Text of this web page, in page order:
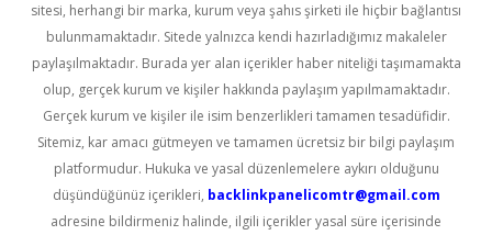
sitesi, herhangi bir marka, kurum veya şahıs şirketi ile hiçbir bağlantısı
bulunmamaktadır. Sitede yalnızca kendi hazırladığımız makaleler
paylaşılmaktadır. Burada yer alan içerikler haber niteliği taşımamakta
olup, gerçek kurum ve kişiler hakkında paylaşım yapılmamaktadır.
Gerçek kurum ve kişiler ile isim benzerlikleri tamamen tesadüfidir.
Sitemiz, kar amacı gütmeyen ve tamamen ücretsiz bir bilgi paylaşım
platformudur. Hukuka ve yasal düzenlemelere aykırı olduğunu
düşündüğünüz içerikleri, backlinkpanelicomtr@gmail.com
adresine bildirmeniz halinde, ilgili içerikler yasal süre içerisinde